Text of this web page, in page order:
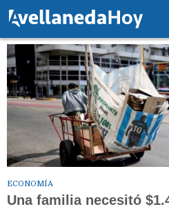
Tag: Toto Caputo
ECONOMÍA
Una familia necesitó